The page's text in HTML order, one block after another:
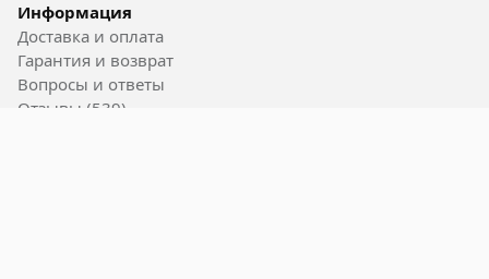
Информация
Доставка и оплата
Гарантия и возврат
Вопросы и ответы
Отзывы (539)